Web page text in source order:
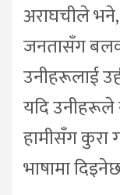
अराघचीले
जनतासँग
उनीहरूलाई
यदि उनीहरूले
हामीसँग कुरा
भाषामा